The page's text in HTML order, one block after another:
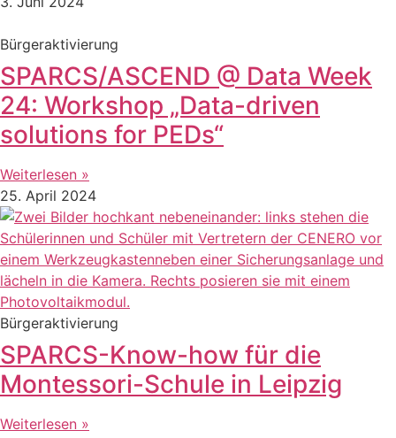
Bürgeraktivierung
SPARCS/ASCEND @ Data Week
24: Workshop „Data-driven
solutions for PEDs“
Weiterlesen »
25. April 2024
Bürgeraktivierung
SPARCS-Know-how für die
Montessori-Schule in Leipzig
Weiterlesen »